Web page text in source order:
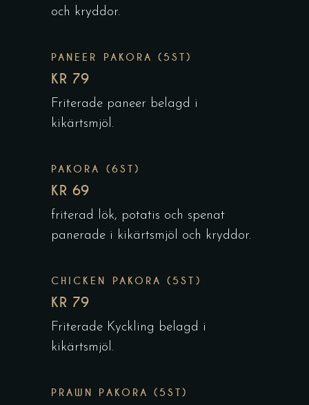
och kryddor.
PANEER PAKORA (5ST)
KR 79
Friterade paneer belagd i
kikärtsmjöl.
PAKORA (6ST)
KR 69
friterad lök, potatis och spenat
panerade i kikärtsmjöl och kryddor.
CHICKEN PAKORA (5ST)
KR 79
Friterade Kyckling belagd i
kikärtsmjöl.
PRAWN PAKORA (5ST)